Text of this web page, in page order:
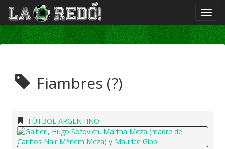
Fiambres (?)
FÚTBOL ARGENTINO